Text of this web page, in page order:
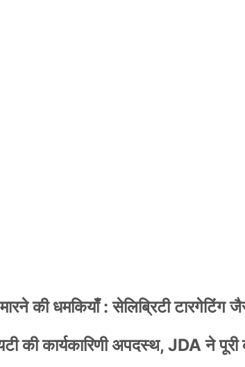
की धमकियाँ : सेलिब्रिटी टारगेटिंग
की कार्यकारिणी अपदस्थ, JDA ने पूरी